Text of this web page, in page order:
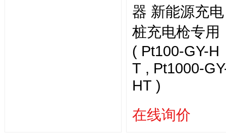
器 新能源充电
桩充电枪专用
( Pt100-GY-H
T , Pt1000-
HT )
在线询价